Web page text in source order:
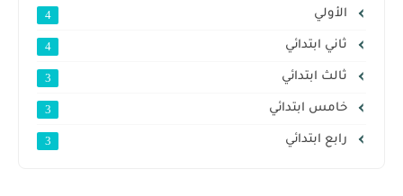
الأولي 4
ثاني ابتدائي 4
ثالث ابتدائي 3
خامس ابتدائي 3
رابع ابتدائي 3